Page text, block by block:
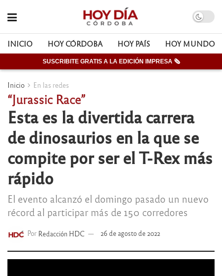
INICIO HOY CÓRDOBA HOY PAÍS HOY MUNDO
SUSCRIBITE GRATIS A LA EDICIÓN IMPRESA 🗞
Inicio En las redes
“Jurassic Race”
Esta es la divertida carrera
de dinosaurios en la que se
compite por ser el T-Rex más
rápido
El evento alcanzó el domingo pasado un nuevo
récord al participar más de 150 corredores
Por Redacción HDC 26 de agosto de 2022